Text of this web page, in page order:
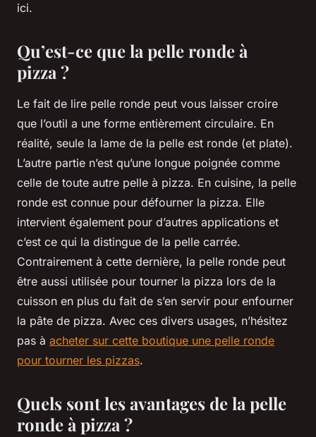
ici.
Qu’est-ce que la pelle ronde à
pizza ?
Le fait de lire pelle ronde peut vous laisser croire
que l’outil a une forme entièrement circulaire. En
réalité, seule la lame de la pelle est ronde (et plate).
L’autre partie n’est qu’une longue poignée comme
celle de toute autre pelle à pizza. En cuisine, la pelle
ronde est connue pour défourner la pizza. Elle
intervient également pour d’autres applications et
c’est ce qui la distingue de la pelle carrée.
Contrairement à cette dernière, la pelle ronde peut
être aussi utilisée pour tourner la pizza lors de la
cuisson en plus du fait de s’en servir pour enfourner
la pâte de pizza. Avec ces divers usages, n’hésitez
pas à acheter sur cette boutique une pelle ronde
pour tourner les pizzas.
Quels sont les avantages de la pelle
ronde à pizza ?